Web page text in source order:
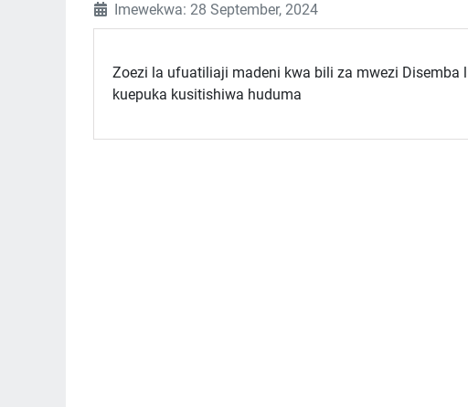
Imewekwa: 28 September, 2024
Zoezi la ufuatiliaji madeni kwa bili za mwezi Disemba
kuepuka kusitishiwa huduma